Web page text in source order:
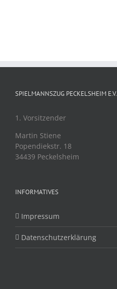
SPIELMANNSZUG PECKELSHEIM E.V.
1. Vorsitzender
Martin Stiene
Popendiekstr. 18
34439 Peckelsheim
INFORMATIVES
Impressum
Datenschutzerklärung